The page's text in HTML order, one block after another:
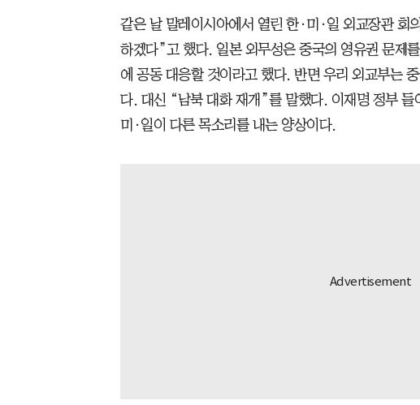
같은 날 말레이시아에서 열린 한·미·일 외교장관 회
하겠다”고 했다. 일본 외무성은 중국의 영유권 문제
에 공동 대응할 것이라고 했다. 반면 우리 외교부는
다. 대신 “남북 대화 재개”를 말했다. 이재명 정부 들
미·일이 다른 목소리를 내는 양상이다.